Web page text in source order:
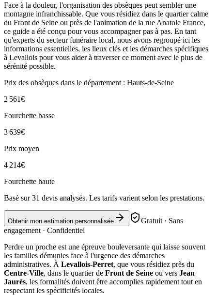
Face à la douleur, l'organisation des obsèques peut sembler une
montagne infranchissable. Que vous résidiez dans le quartier calme
du Front de Seine ou près de l'animation de la rue Anatole France,
ce guide a été conçu pour vous accompagner pas à pas. En tant
qu'experts du secteur funéraire local, nous avons regroupé ici les
informations essentielles, les lieux clés et les démarches spécifiques
à Levallois pour vous aider à traverser ce moment avec le plus de
sérénité possible.
Prix des obsèques dans le département : Hauts-de-Seine
2 561€
Fourchette basse
3 639€
Prix moyen
4 214€
Fourchette haute
Basé sur31 devis analysés. Les tarifs varient selon les prestations.
Obtenir mon estimation personnalisée
Gratuit · Sans
engagement · Confidentiel
Perdre un proche est une épreuve bouleversante qui laisse souvent
les familles démunies face à l'urgence des démarches
administratives. À Levallois-Perret, que vous résidiez près du
Centre-Ville, dans le quartier de Front de Seine ou vers Jean
Jaurès, les formalités doivent être accomplies rapidement tout en
respectant les spécificités locales.